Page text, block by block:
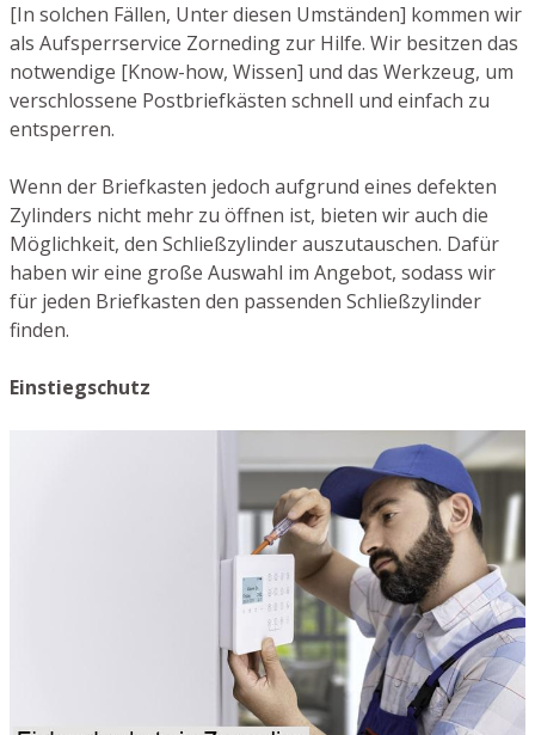
[In solchen Fällen, Unter diesen Umständen] kommen wir
als Aufsperrservice Zorneding zur Hilfe. Wir besitzen das
notwendige [Know-how, Wissen] und das Werkzeug, um
verschlossene Postbriefkästen schnell und einfach zu
entsperren.
Wenn der Briefkasten jedoch aufgrund eines defekten
Zylinders nicht mehr zu öffnen ist, bieten wir auch die
Möglichkeit, den Schließzylinder auszutauschen. Dafür
haben wir eine große Auswahl im Angebot, sodass wir
für jeden Briefkasten den passenden Schließzylinder
finden.
Einstiegschutz